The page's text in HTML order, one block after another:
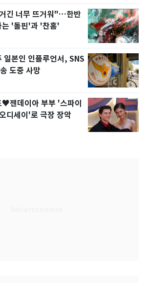
긴 너무 뜨거워"…한반
는 '돌핀'과 '찬홈'
일본인 인플루언서, SNS
도중 사망
♥젠데이아 부부 '스파이
디세이'로 극장 장악